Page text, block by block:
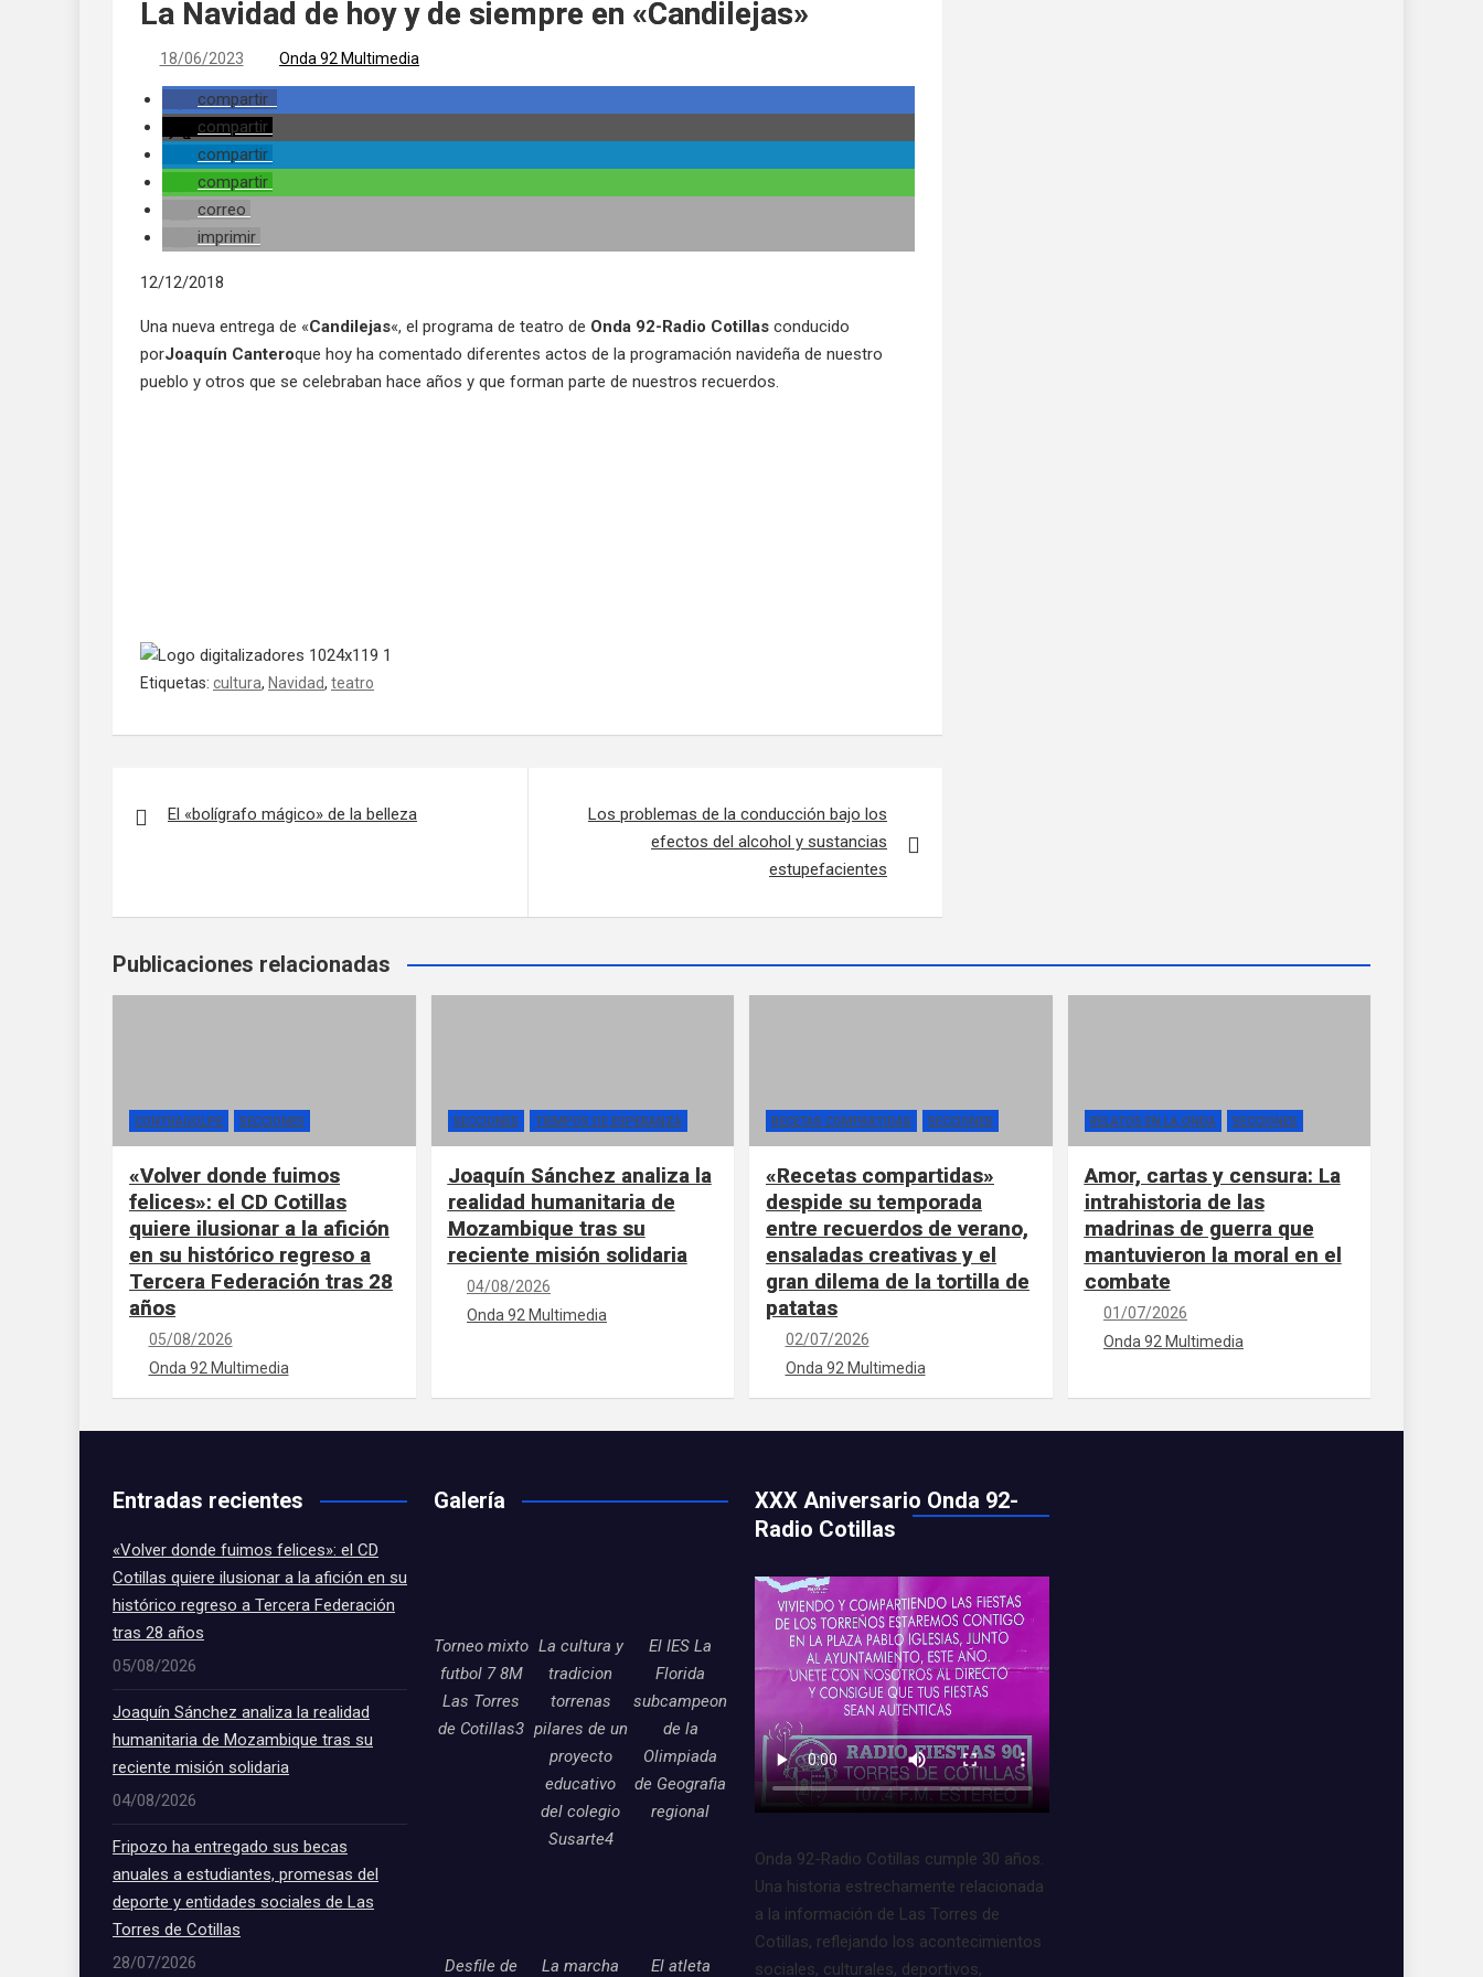
La Navidad de hoy y de siempre en «Candilejas»
18/06/2023 Onda 92 Multimedia
compartir
compartir
compartir
compartir
correo
imprimir
12/12/2018
Una nueva entrega de «Candilejas«, el programa de teatro de Onda 92-Radio Cotillas conducido
porJoaquín Canteroque hoy ha comentado diferentes actos de la programación navideña de nuestro
pueblo y otros que se celebraban hace años y que forman parte de nuestros recuerdos.
Etiquetas: cultura, Navidad, teatro
El «bolígrafo mágico» de la belleza
Los problemas de la conducción bajo los
efectos del alcohol y sustancias
estupefacientes
Publicaciones relacionadas
CONTRAGOLPE SECCIONES
«Volver donde fuimos
felices»: el CD Cotillas
quiere ilusionar a la afición
en su histórico regreso a
Tercera Federación tras 28
años
05/08/2026
Onda 92 Multimedia
SECCIONES TIEMPOS DE ESPERANZA
Joaquín Sánchez analiza la
realidad humanitaria de
Mozambique tras su
reciente misión solidaria
04/08/2026
Onda 92 Multimedia
RECETAS COMPARTIDAS SECCIONES
«Recetas compartidas»
despide su temporada
entre recuerdos de verano,
ensaladas creativas y el
gran dilema de la tortilla de
patatas
02/07/2026
Onda 92 Multimedia
RELATOS EN LA ONDA SECCIONES
Amor, cartas y censura: La
intrahistoria de las
madrinas de guerra que
mantuvieron la moral en el
combate
01/07/2026
Onda 92 Multimedia
Entradas recientes
«Volver donde fuimos felices»: el CD
Cotillas quiere ilusionar a la afición en su
histórico regreso a Tercera Federación
tras 28 años
05/08/2026
Joaquín Sánchez analiza la realidad
humanitaria de Mozambique tras su
reciente misión solidaria
04/08/2026
Fripozo ha entregado sus becas
anuales a estudiantes, promesas del
deporte y entidades sociales de Las
Torres de Cotillas
28/07/2026
Galería
Torneo mixto
futbol 7 8M
Las Torres
de Cotillas3
La cultura y
tradicion
torrenas
pilares de un
proyecto
educativo
del colegio
Susarte4
El IES La
Florida
subcampeon
de la
Olimpiada
de Geografia
regional
Desfile de
La marcha
El atleta
XXX Aniversario Onda 92-
Radio Cotillas
Onda 92-Radio Cotillas cumple 30 años.
Una historia estrechamente relacionada
a la información de Las Torres de
Cotillas, reflejando los acontecimientos
sociales, culturales, deportivos,